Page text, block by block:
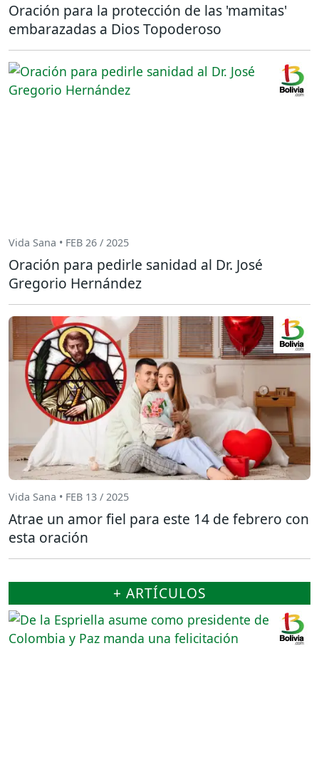
Oración para la protección de las 'mamitas'
embarazadas a Dios Topoderoso
Vida Sana • FEB 26 / 2025
Oración para pedirle sanidad al Dr. José
Gregorio Hernández
Vida Sana • FEB 13 / 2025
Atrae un amor fiel para este 14 de febrero con
esta oración
+ ARTÍCULOS